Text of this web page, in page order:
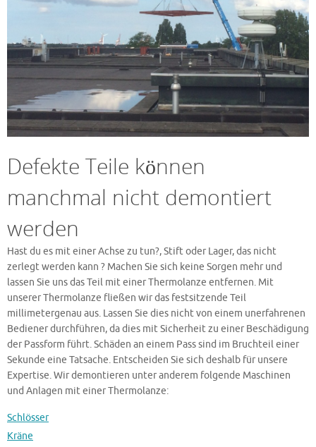
Defekte Teile können
manchmal nicht demontiert
werden
Hast du es mit einer Achse zu tun?, Stift oder Lager, das nicht
zerlegt werden kann ? Machen Sie sich keine Sorgen mehr und
lassen Sie uns das Teil mit einer Thermolanze entfernen. Mit
unserer Thermolanze fließen wir das festsitzende Teil
millimetergenau aus. Lassen Sie dies nicht von einem unerfahrenen
Bediener durchführen, da dies mit Sicherheit zu einer Beschädigung
der Passform führt. Schäden an einem Pass sind im Bruchteil einer
Sekunde eine Tatsache. Entscheiden Sie sich deshalb für unsere
Expertise. Wir demontieren unter anderem folgende Maschinen
und Anlagen mit einer Thermolanze:
Schlösser
Kräne